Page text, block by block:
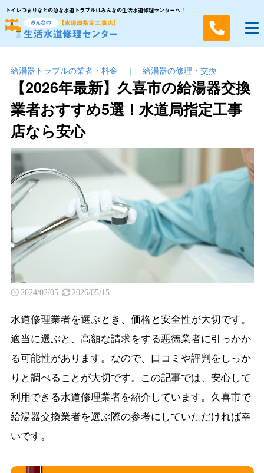
トイレつまりなどの急な水道トラブルはみんなの生活水道修理センターへ！
給湯器トラブルの業者・料金 ｜ 給湯器の修理・交換
【2026年最新】久喜市の給湯器交換
業者おすすめ5選！水道局指定工事
店なら安心
2024/02/05 2026/05/15
水道修理業者を選ぶとき、価格と安全性が大切です。
適当に選ぶと、高額な請求をする悪徳業者に引っかか
る可能性があります。なので、口コミや評判をしっか
りと調べることが大切です。この記事では、安心して
利用できる水道修理業者を紹介しています。久喜市で
給湯器交換業者を選ぶ際の参考にしていただければ幸
いです。